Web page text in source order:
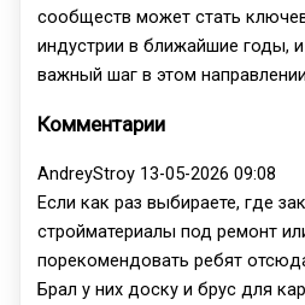
сообществ может стать
индустрии в ближайшие годы,
важный шаг в этом
Комментарии
AndreyStroy 13-05-2026 09:08
Если как раз выбираете, где
стройматериалы под ремонт
порекомендовать ребят
Брал у них доску и брус для